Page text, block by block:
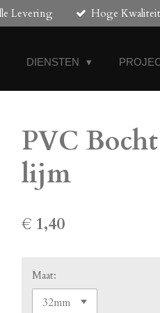
Levering Hoge
DIENSTEN
PVC
lijm
€ 1,40
Maat: